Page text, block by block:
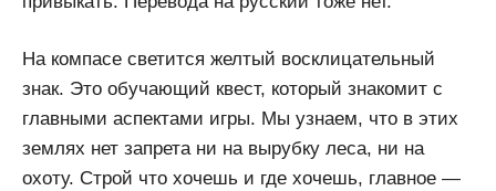
На компасе светится желтый восклицательный
знак. Это обучающий квест, который знакомит с
главными аспектами игры. Мы узнаем, что в этих
землях нет запрета ни на вырубку леса, ни на
охоту. Строй что хочешь и где хочешь, главное —